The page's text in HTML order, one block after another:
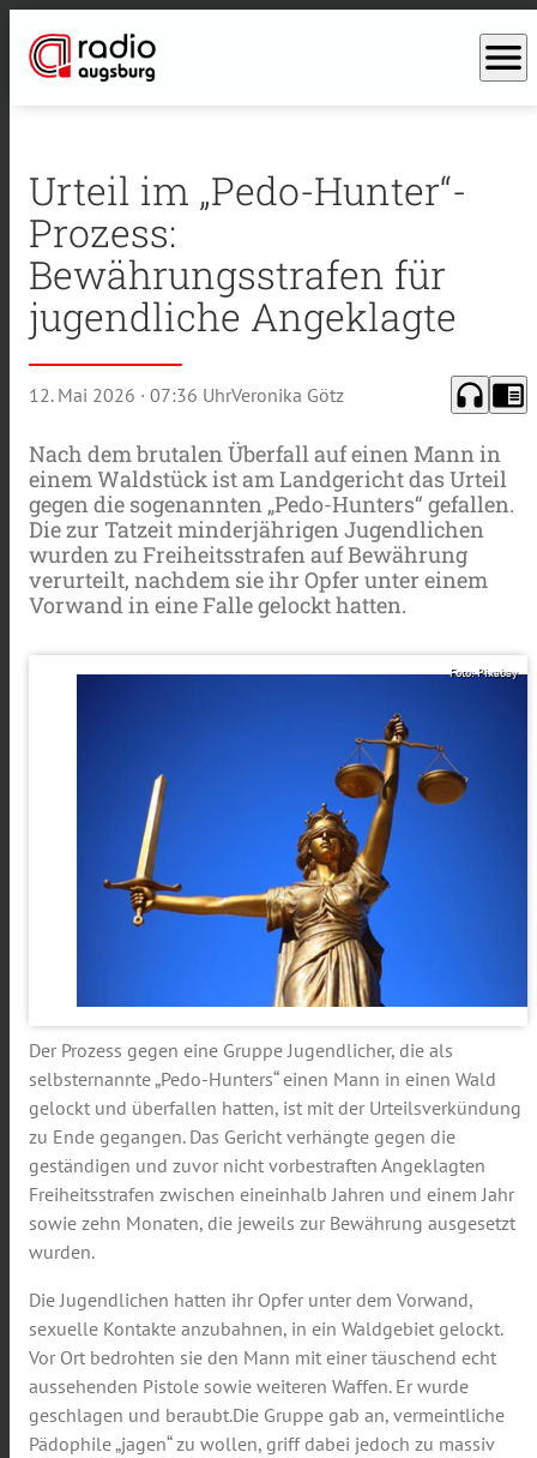
menu
Urteil im „Pedo-Hunter“-
Prozess:
Bewährungsstrafen für
jugendliche Angeklagte
12. Mai 2026 · 07:36 UhrVeronika Götz headphones chrome_reader_mode
Nach dem brutalen Überfall auf einen Mann in
einem Waldstück ist am Landgericht das Urteil
gegen die sogenannten „Pedo-Hunters“ gefallen.
Die zur Tatzeit minderjährigen Jugendlichen
wurden zu Freiheitsstrafen auf Bewährung
verurteilt, nachdem sie ihr Opfer unter einem
Vorwand in eine Falle gelockt hatten.
Foto: Pixabay
Der Prozess gegen eine Gruppe Jugendlicher, die als
selbsternannte „Pedo-Hunters“ einen Mann in einen Wald
gelockt und überfallen hatten, ist mit der Urteilsverkündung
zu Ende gegangen. Das Gericht verhängte gegen die
geständigen und zuvor nicht vorbestraften Angeklagten
Freiheitsstrafen zwischen eineinhalb Jahren und einem Jahr
sowie zehn Monaten, die jeweils zur Bewährung ausgesetzt
wurden.
Die Jugendlichen hatten ihr Opfer unter dem Vorwand,
sexuelle Kontakte anzubahnen, in ein Waldgebiet gelockt.
Vor Ort bedrohten sie den Mann mit einer täuschend echt
aussehenden Pistole sowie weiteren Waffen. Er wurde
geschlagen und beraubt.Die Gruppe gab an, vermeintliche
Pädophile „jagen“ zu wollen, griff dabei jedoch zu massiv